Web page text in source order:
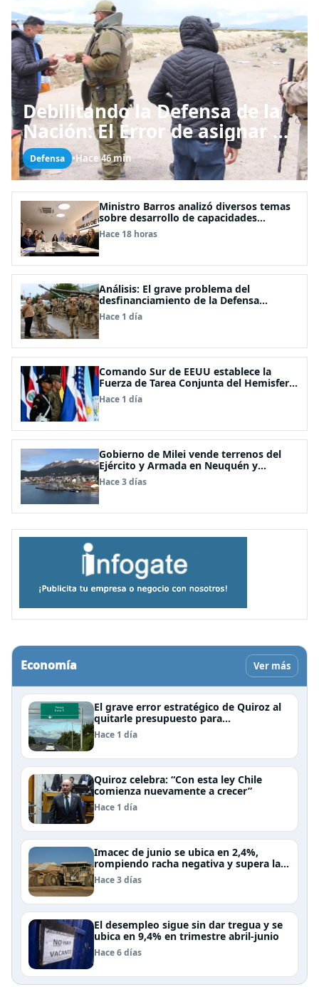
Debilitando la Defensa de la
Nación: El Error de asignar a
las FFAA labores policiales
Defensa •Hace 46 min
Ministro Barros analizó diversos temas
sobre desarrollo de capacidades
estratégicas en sesión del Consejo de
Política Espacial
Hace 18 horas
Análisis: El grave problema del
desfinanciamiento de la Defensa
Nacional
Hace 1 día
Comando Sur de EEUU establece la
Fuerza de Tarea Conjunta del Hemisferio
Occidental: Incluye a Chile
Hace 1 día
Gobierno de Milei vende terrenos del
Ejército y Armada en Neuquén y
Ushuaia
Hace 3 días
Economía Ver más
El grave error estratégico de Quiroz al
quitarle presupuesto para
infraestructura vial del Biobío
Hace 1 día
Quiroz celebra: “Con esta ley Chile
comienza nuevamente a crecer”
Hace 1 día
Imacec de junio se ubica en 2,4%,
rompiendo racha negativa y supera las
expectativas
Hace 3 días
El desempleo sigue sin dar tregua y se
ubica en 9,4% en trimestre abril-junio
Hace 6 días